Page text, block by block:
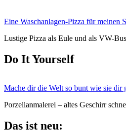
Eine Waschanlagen-Pizza für meinen
Lustige Pizza als Eule und als VW-Bus
Do It Yourself
Mache dir die Welt so bunt wie sie
Porzellanmalerei – altes Geschirr
Das ist neu: